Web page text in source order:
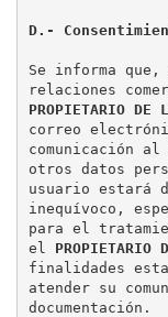
D.-
Se informa que,
PROPIETARIO DE
correo
comunicación al
otros datos
usuario estará
inequívoco,
para el
el PROPIETARIO
finalidades
atender su
documentación.